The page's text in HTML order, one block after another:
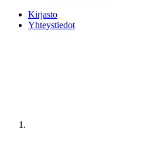
Kirjasto
Yhteystiedot